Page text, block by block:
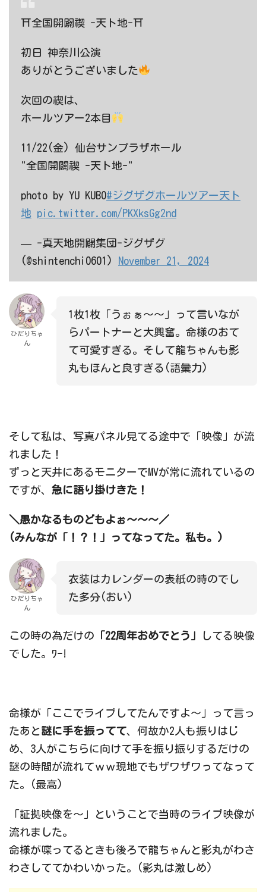
⛩全国開闢禊 -天ト地-⛩
初日 神奈川公演
ありがとうございました
次回の禊は、
ホールツアー2本目
11/22(金) 仙台サンプラザホール
"全国開闢禊 -天ト地-"
photo by YU KUBO#ジグザグホールツアー天ト
地
pic.twitter.com/PKXksGg2nd
— -真天地開闢集団-ジグザグ
(@shintenchi0601) November 21, 2024
ひだりちゃ
ん
1枚1枚「うぉぁ～～」って言いなが
らパートナーと大興奮。命様のおて
て可愛すぎる。そして龍ちゃんも影
丸もほんと良すぎる(語彙力)
そして私は、写真パネル見てる途中で「映像」が流
れました！
ずっと天井にあるモニターでMVが常に流れているの
ですが、 急に語り掛けきた！
＼愚かなるものどもよぉ～～～／
(みんなが「！？！」ってなってた。私も。)
ひだりちゃ
ん
衣装はカレンダーの表紙の時のでし
た多分(おい)
この時の為だけの 「22周年おめでとう」
してる映像
でした。ﾜｰ!
命様が「ここでライブしてたんですよ～」って言っ
たあと謎に手を振ってて、何故か2人も振りはじ
め、3人がこちらに向けて手を振り振りするだけの
謎の時間が流れてｗｗ現地でもザワザワってなって
た。(最高)
「証拠映像を～」ということで当時のライブ映像が
流れました。
命様が喋ってるときも後ろで龍ちゃんと影丸がわさ
わさしててかわいかった。(影丸は激しめ)